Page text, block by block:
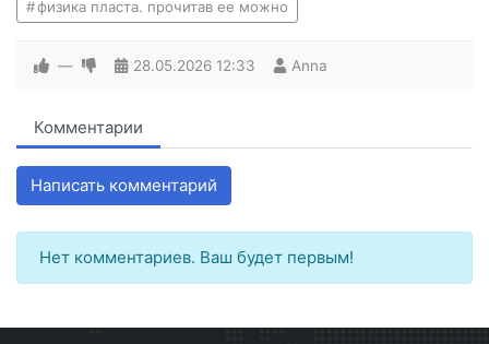
физика пласта. прочитав ее можно
— 28.05.2026 12:33 Anna
Комментарии
Написать комментарий
Нет комментариев. Ваш будет первым!